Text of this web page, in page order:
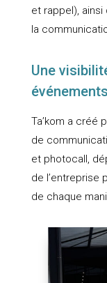
et rappel),
la
Une
Ta’kom a créé
de
et photocall,
de l’entreprise
de chaque